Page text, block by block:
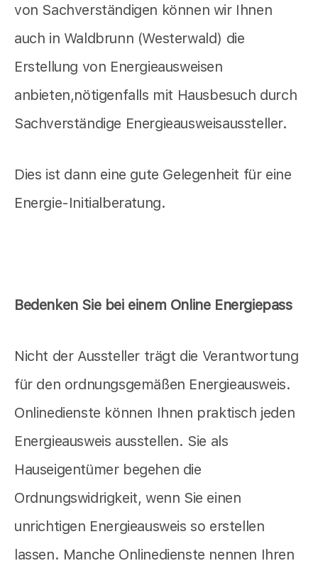
von Sachverständigen können wir Ihnen
auch in Waldbrunn (Westerwald) die
Erstellung von Energieausweisen
anbieten,nötigenfalls mit Hausbesuch durch
Sachverständige Energieausweisaussteller.
Dies ist dann eine gute Gelegenheit für eine
Energie-Initialberatung.
Bedenken Sie bei einem Online Energiepass
Nicht der Aussteller trägt die Verantwortung
für den ordnungsgemäßen Energieausweis.
Onlinedienste können Ihnen praktisch jeden
Energieausweis ausstellen. Sie als
Hauseigentümer begehen die
Ordnungswidrigkeit, wenn Sie einen
unrichtigen Energieausweis so erstellen
lassen. Manche Onlinedienste nennen Ihren